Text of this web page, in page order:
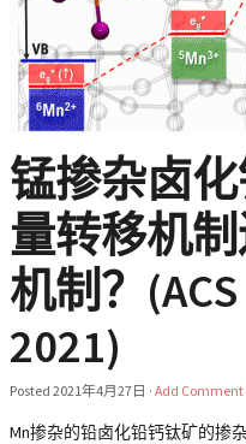
锰掺杂卤
量转移机
机制？
2021)
Posted 2021年4月27日 · Add Comment
Mn掺杂的铅卤化铅钙钛矿的掺